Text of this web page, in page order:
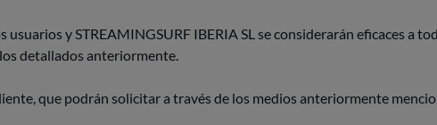
y STREAMINGSURF IBERIA SL se considerarán eficaces a
detallados anteriormente.
que podrán solicitar a través de los medios anteriormente